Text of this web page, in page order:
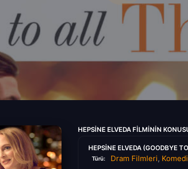
HEPSINE ELVEDA FILMININ
HEPSINE ELVEDA (GOODBYE
Türü: Dram Filmleri,